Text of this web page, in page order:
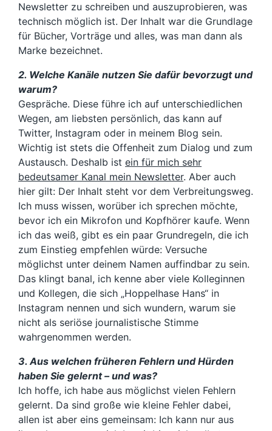
Newsletter zu schreiben und auszuprobieren, was
technisch möglich ist. Der Inhalt war die Grundlage
für Bücher, Vorträge und alles, was man dann als
Marke bezeichnet.
2. Welche Kanäle nutzen Sie dafür bevorzugt und
warum?
Gespräche. Diese führe ich auf unterschiedlichen
Wegen, am liebsten persönlich, das kann auf
Twitter, Instagram oder in meinem Blog sein.
Wichtig ist stets die Offenheit zum Dialog und zum
Austausch. Deshalb ist ein für mich sehr
bedeutsamer Kanal mein Newsletter. Aber auch
hier gilt: Der Inhalt steht vor dem Verbreitungsweg.
Ich muss wissen, worüber ich sprechen möchte,
bevor ich ein Mikrofon und Kopfhörer kaufe. Wenn
ich das weiß, gibt es ein paar Grundregeln, die ich
zum Einstieg empfehlen würde: Versuche
möglichst unter deinem Namen auffindbar zu sein.
Das klingt banal, ich kenne aber viele Kolleginnen
und Kollegen, die sich „Hoppelhase Hans“ in
Instagram nennen und sich wundern, warum sie
nicht als seriöse journalistische Stimme
wahrgenommen werden.
3. Aus welchen früheren Fehlern und Hürden
haben Sie gelernt – und was?
Ich hoffe, ich habe aus möglichst vielen Fehlern
gelernt. Da sind große wie kleine Fehler dabei,
allen ist aber eins gemeinsam: Ich kann nur aus